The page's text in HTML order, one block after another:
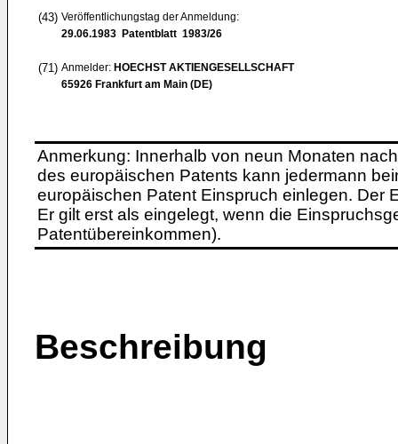
(43) Veröffentlichungstag der Anmeldung:
29.06.1983 Patentblatt 1983/26
(71) Anmelder: HOECHST AKTIENGESELLSCHAFT
65926 Frankfurt am Main (DE)
Anmerkung: Innerhalb von neun Monaten
des europäischen Patents kann jedermann
europäischen Patent Einspruch einlegen. Der
Er gilt erst als eingelegt, wenn die
Patentübereinkommen).
Beschreibung